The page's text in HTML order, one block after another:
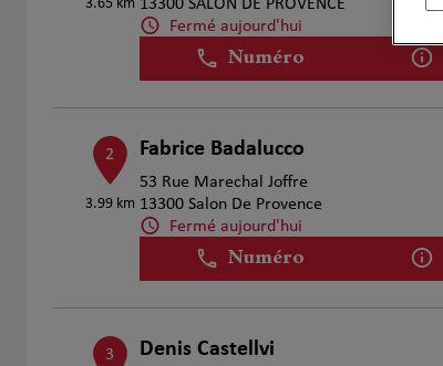
3.65 km 13300 SALON DE PROVENCE
Fermé aujourd'hui
Numéro
2
3.99 km
Fabrice Badalucco
53 Rue Marechal Joffre
13300 Salon De Provence
Fermé aujourd'hui
Numéro
3 Denis Castellvi